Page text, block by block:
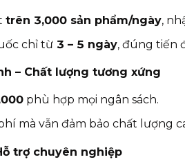
trên 3,000 sản phẩm/ngày,
chỉ từ 3 – 5 ngày, đúng tiến
– Chất lượng tương xứng
phù hợp mọi ngân sách.
mà vẫn đảm bảo chất lượng
trợ chuyên nghiệp